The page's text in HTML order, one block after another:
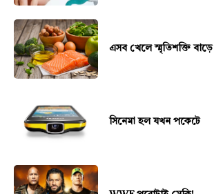
এসব খেলে স্মৃতিশক্তি বাড়ে
সিনেমা হল যখন পকেটে